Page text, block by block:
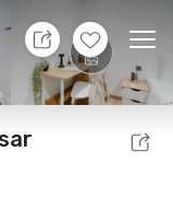
+19
Kamar